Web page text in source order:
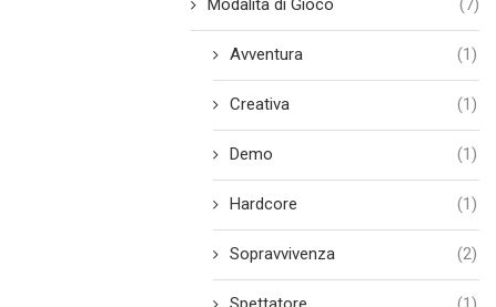
Modalità di Gioco (7)
Avventura (1)
Creativa (1)
Demo (1)
Hardcore (1)
Sopravvivenza (2)